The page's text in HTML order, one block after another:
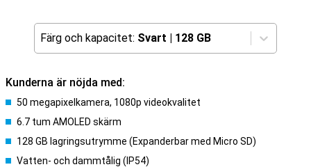
Färg och kapacitet: Svart | 128 GB
Kunderna är nöjda med:
50 megapixelkamera, 1080p videokvalitet
6.7 tum AMOLED skärm
128 GB lagringsutrymme (Expanderbar med Micro SD)
Vatten- och dammtålig (IP54)